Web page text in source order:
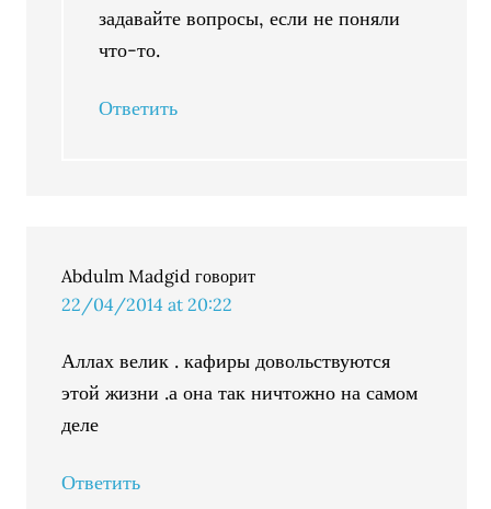
задавайте вопросы, если не поняли
что-то.
Ответить
Abdulm Madgid говорит
22/04/2014 at 20:22
Аллах велик . кафиры довольствуются
этой жизни .а она так ничтожно на самом
деле
Ответить